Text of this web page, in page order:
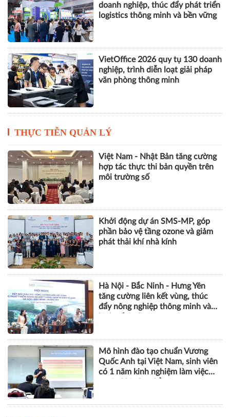
doanh nghiệp, thúc đẩy phát triển
logistics thông minh và bền vững
VietOffice 2026 quy tụ 130 doanh
nghiệp, trình diễn loạt giải pháp
văn phòng thông minh
THỰC TIỄN QUẢN LÝ
Việt Nam - Nhật Bản tăng cường
hợp tác thực thi bản quyền trên
môi trường số
Khởi động dự án SMS-MP, góp
phần bảo vệ tầng ozone và giảm
phát thải khí nhà kính
Hà Nội - Bắc Ninh - Hưng Yên
tăng cường liên kết vùng, thúc
đẩy nông nghiệp thông minh và
Mô hình đào tạo chuẩn Vương
Quốc Anh tại Việt Nam, sinh viên
có 1 năm kinh nghiệm làm việc